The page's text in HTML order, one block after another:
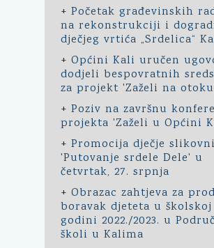
+ Početak građevinskih
na rekonstrukciji i
dječjeg vrtića „Srdelica“
+ Općini Kali uručen
dodjeli bespovratnih
za projekt 'Zaželi na
+ Poziv na završnu
projekta 'Zaželi u Općini
+ Promocija dječje
'Putovanje srdele Dele' u
četvrtak, 27. srpnja
+ Obrazac zahtjeva za
boravak djeteta u školskoj
godini 2022./2023. u
školi u Kalima